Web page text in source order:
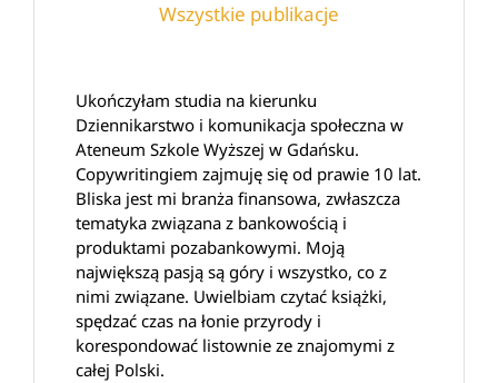
Wszystkie publikacje
Ukończyłam studia na kierunku
Dziennikarstwo i komunikacja społeczna w
Ateneum Szkole Wyższej w Gdańsku.
Copywritingiem zajmuję się od prawie 10 lat.
Bliska jest mi branża finansowa, zwłaszcza
tematyka związana z bankowością i
produktami pozabankowymi. Moją
największą pasją są góry i wszystko, co z
nimi związane. Uwielbiam czytać książki,
spędzać czas na łonie przyrody i
korespondować listownie ze znajomymi z
całej Polski.